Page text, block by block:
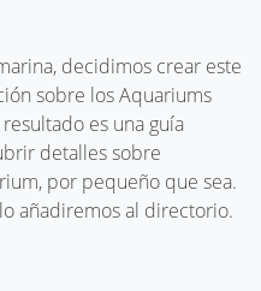
decidimos crear este
sobre los Aquariums
es una guía
detalles sobre
por pequeño que sea.
añadiremos al directorio.